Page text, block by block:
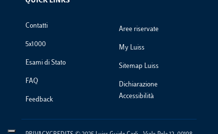
Footer Links
Contatti
5x1000
Esami di Stato
FAQ
Feedback
Aree riservate
My Luiss
Sitemap Luiss
Dichiarazione
Accessibilità